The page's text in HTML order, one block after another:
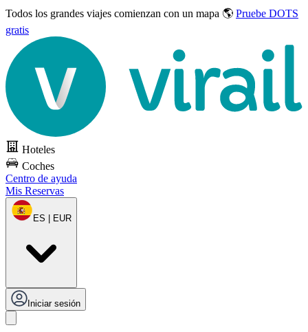
Todos los grandes viajes comienzan con un mapa 🌎 Pruebe DOTS
gratis
Hoteles
Coches
Centro de ayuda
Mis Reservas
ES | EUR
Iniciar sesión